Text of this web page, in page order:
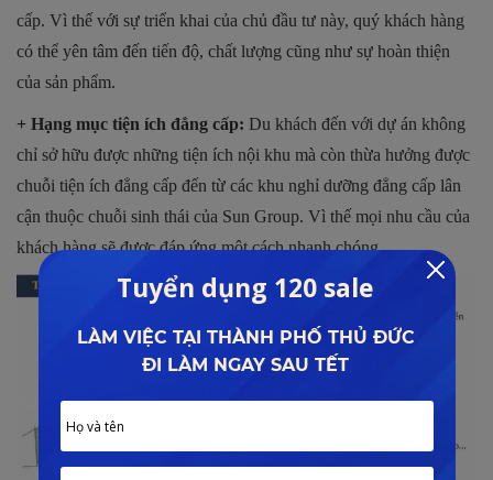
cấp. Vì thế với sự triển khai của chủ đầu tư này, quý khách hàng
có thể yên tâm đến tiến độ, chất lượng cũng như sự hoàn thiện
của sản phẩm.
+ Hạng mục tiện ích đẳng cấp: Du khách đến với dự án không
chỉ sở hữu được những tiện ích nội khu mà còn thừa hưởng được
chuỗi tiện ích đẳng cấp đến từ các khu nghỉ dưỡng đẳng cấp lân
cận thuộc chuỗi sinh thái của Sun Group. Vì thế mọi nhu cầu của
khách hàng sẽ được đáp ứng một cách nhanh chóng.